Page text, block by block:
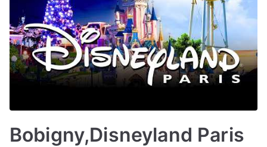
Bobigny,Disneyland Paris